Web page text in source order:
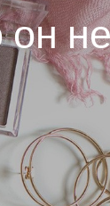
он
этапы
юзерам.